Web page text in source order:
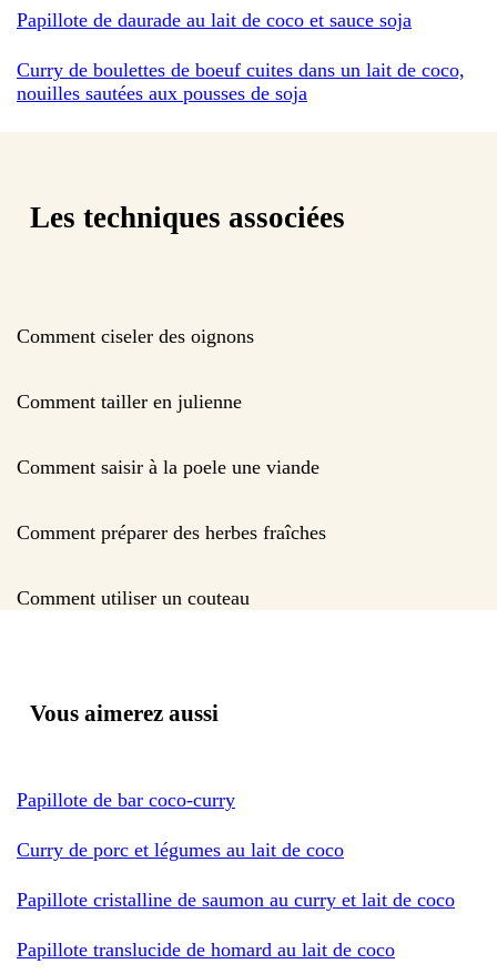
Papillote de daurade au lait de coco et sauce soja
Curry de boulettes de boeuf cuites dans un lait de coco,
nouilles sautées aux pousses de soja
Les techniques associées
Comment ciseler des oignons
Comment tailler en julienne
Comment saisir à la poele une viande
Comment préparer des herbes fraîches
Comment utiliser un couteau
Vous aimerez aussi
Papillote de bar coco-curry
Curry de porc et légumes au lait de coco
Papillote cristalline de saumon au curry et lait de coco
Papillote translucide de homard au lait de coco